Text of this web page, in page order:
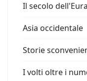
Il secolo
Asia occidentale
Storie
I volti oltre i